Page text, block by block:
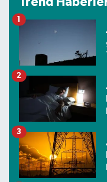
1
2
3